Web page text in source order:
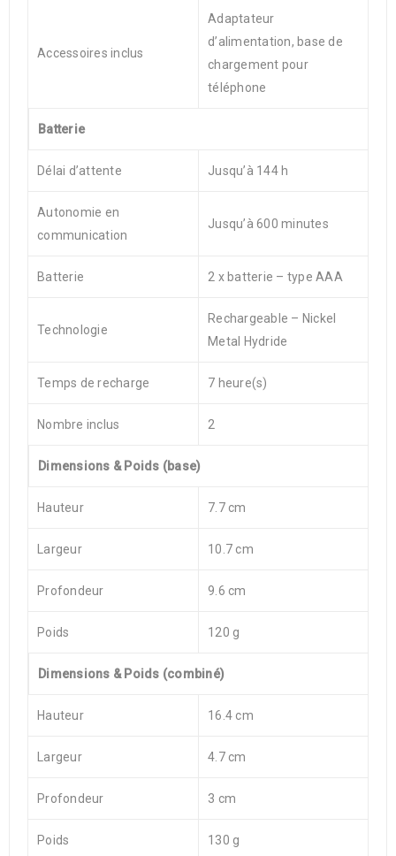
Accessoires inclus
Adaptateur
d’alimentation, base de
chargement pour
téléphone
Batterie
Délai d’attente Jusqu’à 144 h
Autonomie en
communication
Jusqu’à 600 minutes
Batterie 2 x batterie – type AAA
Technologie
Rechargeable – Nickel
Metal Hydride
Temps de recharge 7 heure(s)
Nombre inclus 2
Dimensions & Poids (base)
Hauteur 7.7 cm
Largeur 10.7 cm
Profondeur 9.6 cm
Poids 120 g
Dimensions & Poids (combiné)
Hauteur 16.4 cm
Largeur 4.7 cm
Profondeur 3 cm
Poids 130 g